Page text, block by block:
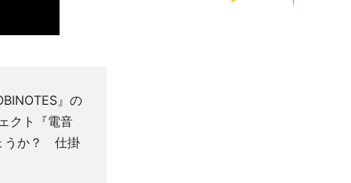
』の
クト『電音
うか？ 仕掛